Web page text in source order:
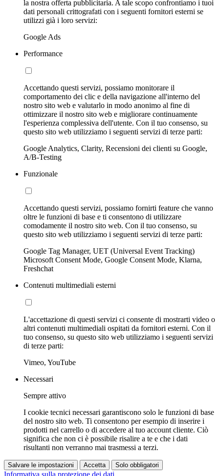
la nostra offerta pubblicitaria. A tale scopo confrontiamo i tuoi
dati personali crittografati con i seguenti fornitori esterni se
utilizzi già i loro servizi:
Google Ads
Performance
Accettando questi servizi, possiamo monitorare il
comportamento dei clic e della navigazione all'interno del
nostro sito web e valutarlo in modo anonimo al fine di
ottimizzare il nostro sito web e migliorare continuamente
l'esperienza complessiva dell'utente. Con il tuo consenso, su
questo sito web utilizziamo i seguenti servizi di terze parti:
Google Analytics, Clarity, Recensioni dei clienti su Google,
A/B-Testing
Funzionale
Accettando questi servizi, possiamo fornirti feature che vanno
oltre le funzioni di base e ti consentono di utilizzare
comodamente il nostro sito web. Con il tuo consenso, su
questo sito web utilizziamo i seguenti servizi di terze parti:
Google Tag Manager, UET (Universal Event Tracking)
Microsoft Consent Mode, Google Consent Mode, Klarna,
Freshchat
Contenuti multimediali esterni
L'accettazione di questi servizi ci consente di mostrarti video o
altri contenuti multimediali ospitati da fornitori esterni. Con il
tuo consenso, su questo sito web utilizziamo i seguenti servizi
di terze parti:
Vimeo, YouTube
Necessari
Sempre attivo
I cookie tecnici necessari garantiscono solo le funzioni di base
del nostro sito web. Ti consentono per esempio di inserire i
prodotti nel carrello o di accedere al tuo account cliente. Ciò
significa che non ci è possibile risalire a te e che i dati
risultanti non verranno mai trasmessi a terzi.
Salvare le impostazioni Accetta Solo obbligatori
Informativa sulla protezione dei dati